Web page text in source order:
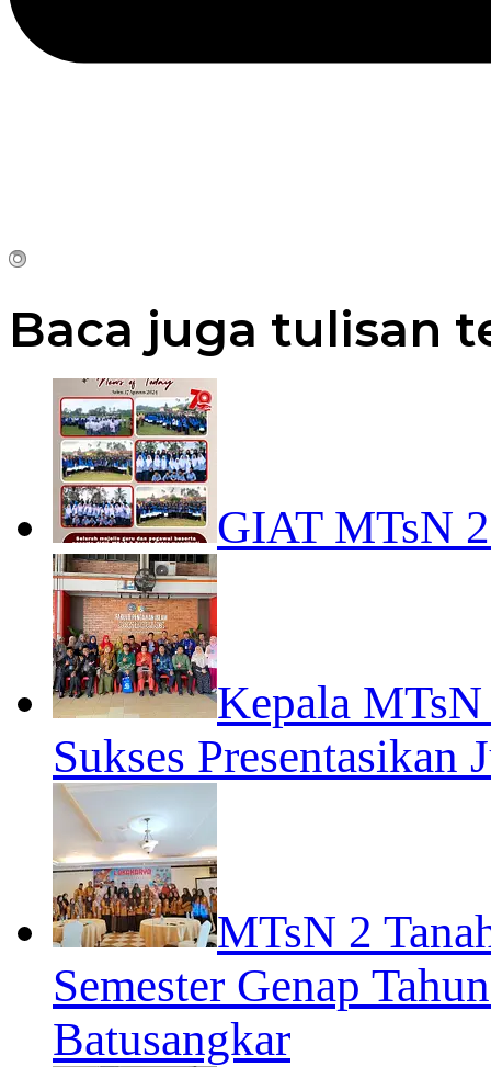
Baca juga tulisan
GIAT MTsN
Kepala
Sukses
MTsN 2
Semester Genap
Batusangkar